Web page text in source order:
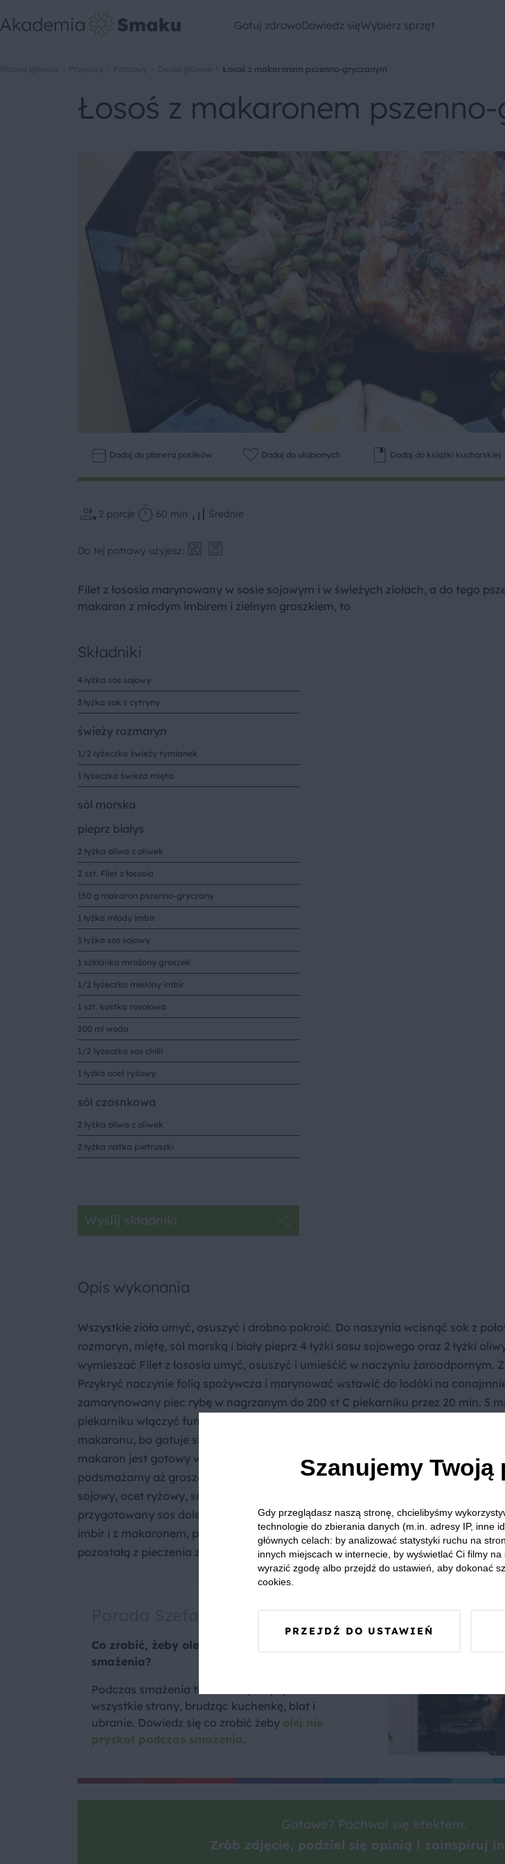
Gotuj zdrowoDowiedz sięWybierz sprzęt
Łosoś z makaronem pszenno-gryczanym
Łosoś z makaronem
Dodaj do planera posiłków Dodaj do ulubionych Dodaj do książki kucharskiej
2 porcje 60 min Średnie
Do tej potrawy użyjesz:
Filet z łososia marynowany w sosie sojowym i w świeżych ziołach, a do tego
makaron z młodym imbirem i zielnym groszkiem, to
Składniki
4 łyżka sos sojowy
3 łyżka sok z cytryny
świeży rozmaryn
1/2 łyżeczka świeży tymianek
1 łyżeczka świeża mięta
sól morska
pieprz białys
2 łyżka oliwa z oliwek
2 szt. Filet z łososia
150 g makaron pszenno-gryczany
1 łyżka młody imbir
3 łyżka sos sojowy
1 szklanka mrożony groszek
1/2 łyżeczka mielony imbir
1 szt. kostka rosołowa
200 ml woda
1/2 łyżeczka sos chilli
1 łyżka ocet ryżowy
sól czosnkowa
2 łyżka oliwa z oliwek
2 łyżka natka pietruszki
Wyślij składniki
Opis wykonania
Wszystkie zioła umyć, osuszyć i drobno pokroić. Do naszynia wcisnąć sok z
rozmaryn, miętę, sól morską i biały pieprz 4 łyżki sosu sojowego oraz 2 łyżki
wymieszać Filet z łososia umyć, osuszyć i umieśćić w naczyniu żaroodpornym.
Przykryć naczynie folią spożywcza i marynować wstawić do lodóki na
zamarynowany piec rybę w nagrzanym do 200 st C piekarniku przez 20 min. 5
piekarniku włączyć funkcję grilla. Makaron chiński ugotować w osolonej
makaronu, bo gotuje się bardzo szybko, a będzie dochodził jeszcze na patelni.
makaron jest gotowy wrzucamy go na patelnię z oliwą z oliwek, następnie
podsmażamy aż groszek się rozmrozi. Kostkę rosołową rozpuszczamy w 200 ml
sojowy, ocet ryżowy, sól, pieprz ,imbir mielony , sos chilli i resztę przypraw-
przygotowany sos dolewamy do makaronu z groszkiem i smażymy aż odparuje.
imbir i z makaronem, posypujemy natką pietruszki. Upieczonego łososia
pozostałą z pieczenia z makaronem i cząstkami cytryn. Smacznego
Co zrobić, żeby olej nie pryskał podczas
smażenia?
Podczas smażenia tłuszcz często pryska na
wszystkie strony, brudząc kuchenkę, blat i
ubranie. Dowiedz się co zrobić żeby olej nie
pryskał podczas smażenia.
Gotowe? Pochwal się efektem.
Zrób zdjęcie, podziel się opinią i zainspiruj
Szanujemy
Gdy przeglądasz naszą stronę, chcielibyśmy
technologie do zbierania danych (m.in. adresy IP, inne
głównych celach: by analizować statystyki ruchu na
innych miejscach w internecie, by wyświetlać Ci filmy
wyrazić zgodę albo przejdź do ustawień, aby dokonać
cookies.
PRZEJDŹ DO USTAWIEŃ